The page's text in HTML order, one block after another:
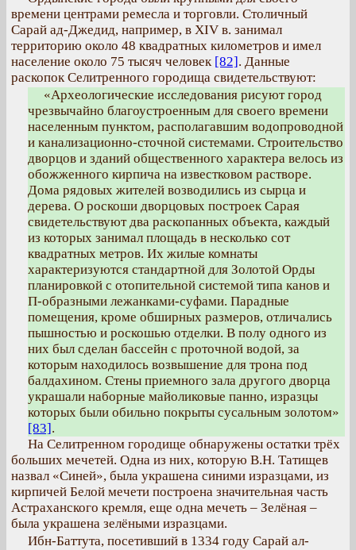
времени центрами ремесла и торговли. Столичный
Сарай ад-Джедид, например, в XIV в. занимал
территорию около 48 квадратных километров и имел
население около 75 тысяч человек [82]. Данные
раскопок Селитренного городища свидетельствуют:
«Археологические исследования рисуют город
чрезвычайно благоустроенным для своего времени
населенным пунктом, располагавшим водопроводной
и канализационно-сточной системами. Строительство
дворцов и зданий общественного характера велось из
обожженного кирпича на известковом растворе.
Дома рядовых жителей возводились из сырца и
дерева. О роскоши дворцовых построек Сарая
свидетельствуют два раскопанных объекта, каждый
из которых занимал площадь в несколько сот
квадратных метров. Их жилые комнаты
характеризуются стандартной для Золотой Орды
планировкой с отопительной системой типа канов и
П-образными лежанками-суфами. Парадные
помещения, кроме обширных размеров, отличались
пышностью и роскошью отделки. В полу одного из
них был сделан бассейн с проточной водой, за
которым находилось возвышение для трона под
балдахином. Стены приемного зала другого дворца
украшали наборные майоликовые панно, изразцы
которых были обильно покрыты сусальным золотом»
[83].
На Селитренном городище обнаружены остатки трёх
больших мечетей. Одна из них, которую В.Н. Татищев
назвал «Синей», была украшена синими изразцами, из
кирпичей Белой мечети построена значительная часть
Астраханского кремля, еще одна мечеть – Зелёная –
была украшена зелёными изразцами.
Ибн-Баттута, посетивший в 1334 году Сарай ал-